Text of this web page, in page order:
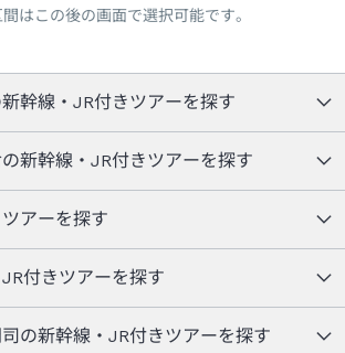
はこの後の画面で選択可能です。
幹線・JR付きツアーを探す
新幹線・JR付きツアーを探す
アーを探す
付きツアーを探す
の新幹線・JR付きツアーを探す